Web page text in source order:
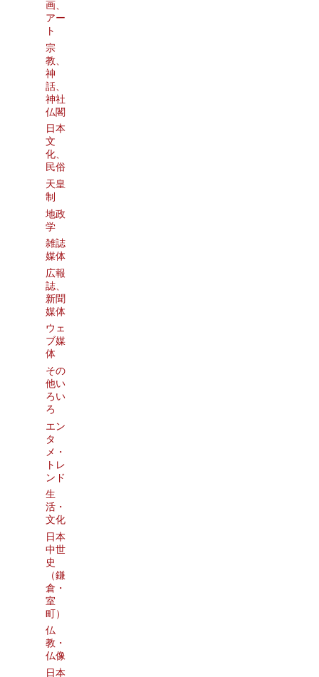
画、
アー
ト
宗
教、
神
話、
神社
仏閣
日本
文
化、
民俗
天皇
制
地政
学
雑誌
媒体
広報
誌、
新聞
媒体
ウェ
ブ媒
体
その
他い
ろい
ろ
エン
タ
メ・
トレ
ンド
生
活・
文化
日本
中世
史
（鎌
倉・
室
町）
仏
教・
仏像
日本